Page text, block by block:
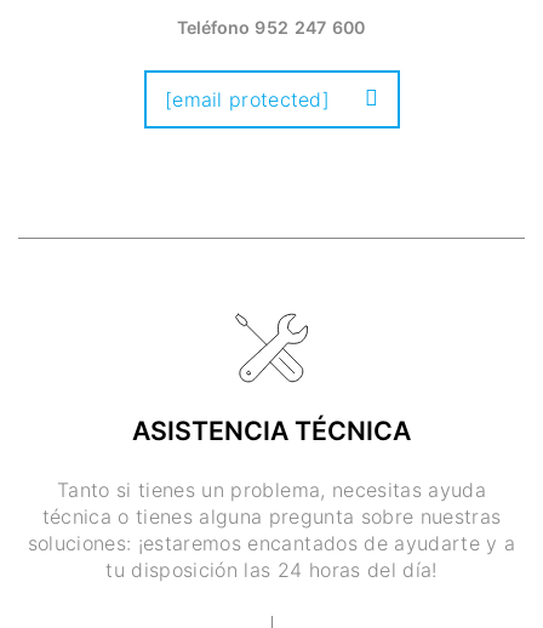
Teléfono 952 247 600
[email protected]
ASISTENCIA TÉCNICA
Tanto si tienes un problema, necesitas ayuda
técnica o tienes alguna pregunta sobre nuestras
soluciones: ¡estaremos encantados de ayudarte y a
tu disposición las 24 horas del día!